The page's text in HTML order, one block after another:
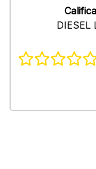
DIESEL